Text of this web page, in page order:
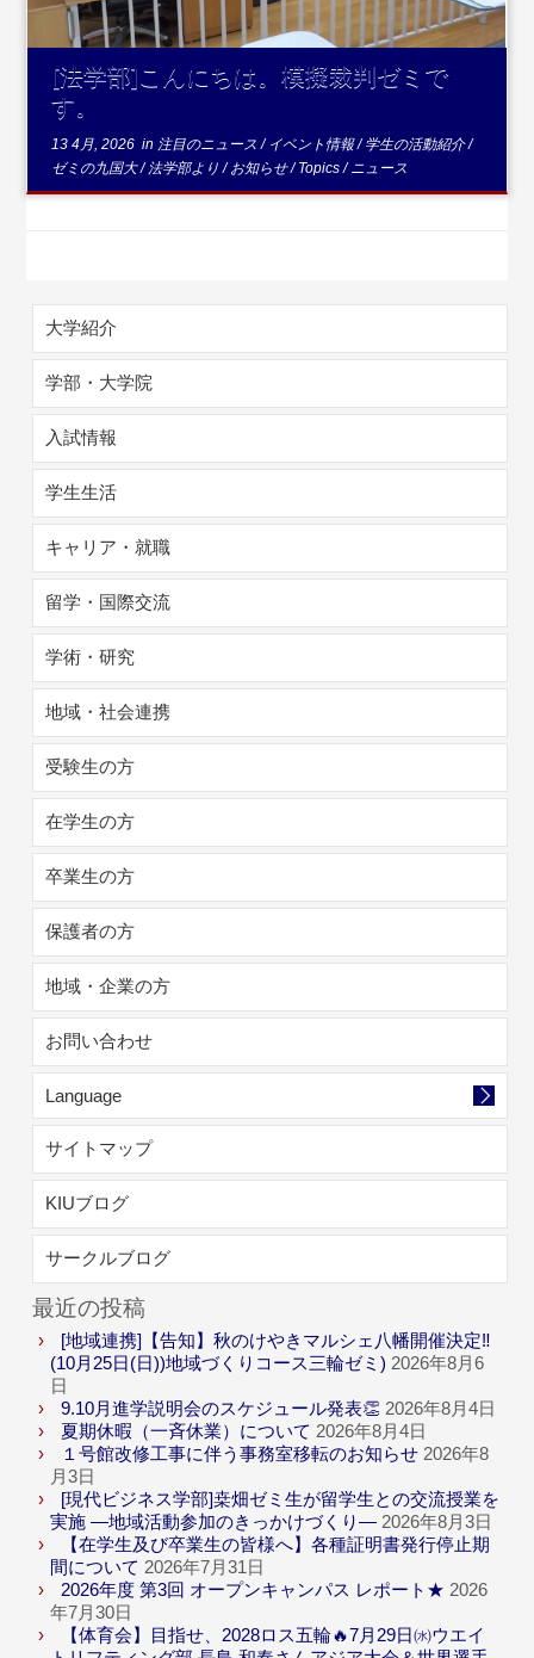
[法学部]こんにちは。模擬裁判ゼミで
す。
13 4月, 2026 in 注目のニュース/ イベント情報/学生の活動紹介/
ゼミの九国大/法学部より/お知らせ/Topics/ニュース
大学紹介
学部・大学院
入試情報
学生生活
キャリア・就職
留学・国際交流
学術・研究
地域・社会連携
受験生の方
在学生の方
卒業生の方
保護者の方
地域・企業の方
お問い合わせ
Language
サイトマップ
KIUブログ
サークルブログ
最近の投稿
[地域連携]【告知】秋のけやきマルシェ八幡開催決定‼
(10月25日(日))地域づくりコース三輪ゼミ) 2026年8月6
日
9.10月進学説明会のスケジュール発表👏 2026年8月4日
夏期休暇（一斉休業）について 2026年8月4日
１号館改修工事に伴う事務室移転のお知らせ 2026年8
月3日
[現代ビジネス学部]桒畑ゼミ生が留学生との交流授業を
実施 ―地域活動参加のきっかけづくり― 2026年8月3日
【在学生及び卒業生の皆様へ】各種証明書発行停止期
間について 2026年7月31日
2026年度 第3回 オープンキャンパス レポート★ 2026
年7月30日
【体育会】目指せ、2028ロス五輪🔥7月29日㈬ウエイ